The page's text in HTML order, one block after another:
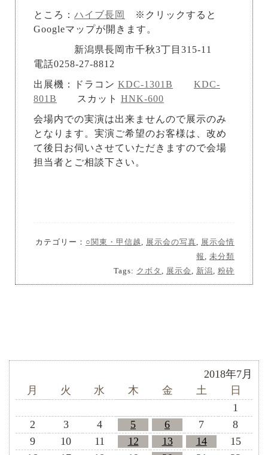
ところ： ハイブ長岡
※クリックすると
Googleマップが開きます。
新潟県長岡市千秋3丁目315-11
電話0258-27-8812
出展機：ドラコン KDC-1301B
KDC-
801B
スカット HNK-600
会場内での実演は出来ませんので展示のみ
となります。実演ご希望のお客様は、改め
て後日お伺いさせていただきますので会場
担当者とご相談下さい。
カテゴリー： ○関東・甲信越 展示会の写真
展示会情
報
未分類
Tags: クボタ 展示会 新潟 粉砕
2018年7月
月
火 水 木 金 土
日
1
2
3 4 5 6 7
8
9
10 11 12 13 14
15